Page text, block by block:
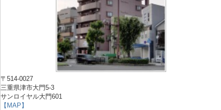
〒514-0027
三重県津市大門5-3
サンロイヤル大門601
【MAP】